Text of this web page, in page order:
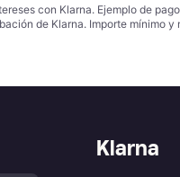
con Klarna. Ejemplo de
de Klarna. Importe mínimo
Klarna